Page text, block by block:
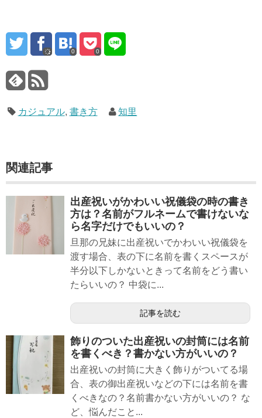
0 0
カジュアル, 書き方 知里
関連記事
出産祝いがかわいい祝儀袋の時の書き
方は？名前がフルネームで書けないな
ら名字だけでもいいの？
旦那の兄妹に出産祝いでかわいい祝儀袋を
渡す場合、表の下に名前を書くスペースが
半分以下しかないときって名前をどう書い
たらいいの？ 中袋に...
記事を読む
飾りのついた出産祝いの封筒には名前
を書くべき？書かない方がいいの？
出産祝いの封筒に大きく飾りがついてる場
合、表の御出産祝いなどの下には名前を書
くべきなの？名前書かない方がいいの？ な
ど、悩んだこと...